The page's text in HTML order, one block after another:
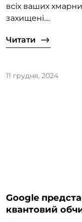
всіх ваших
захищені....
Читати
11 грудня, 2024
Google
квантовий